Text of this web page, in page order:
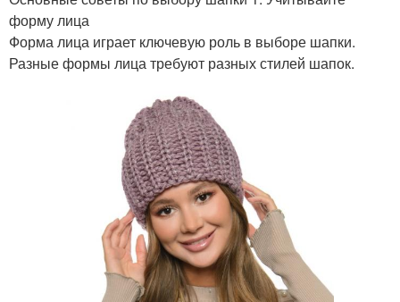
форму лица
Форма лица играет ключевую роль в выборе шапки.
Разные формы лица требуют разных стилей шапок.